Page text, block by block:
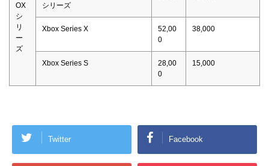
OX
シ
リ
ー
ズ
シリーズ
Xbox Series X
52,00
0
38,000
Xbox Series S
28,00
0
15,000
Twitter Facebook